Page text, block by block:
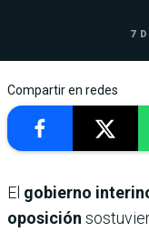
7
Compartir en redes
El gobierno
oposición